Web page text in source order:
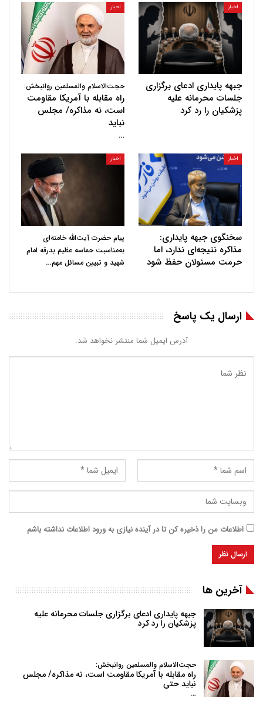
اخبار
جبهه پایداری ادعای برگزاری
جلسات محرمانه علیه
پزشکیان را رد کرد
اخبار
حجت‌الاسلام والمسلمین روانبخش:
راه مقابله با آمریکا مقاومت
است، نه مذاکره/ مجلس
نباید
…
اخبار
سخنگوی جبهه پایداری:
مذاکره نتیجه‌ای ندارد، اما
حرمت مسئولان حفظ شود
اخبار
پیام حضرت آیت‌الله خامنه‌ای
به‌مناسبت حماسه عظیم بدرقه امام
شهید و تبیین مسائل مهم…
ارسال یک پاسخ
آدرس ایمیل شما منتشر نخواهد شد.
اطلاعات من را ذخیره کن تا در آینده نیازی به ورود اطلاعات نداشته باشم
آخرین ها
جبهه پایداری ادعای برگزاری جلسات محرمانه علیه
پزشکیان را رد کرد
حجت‌الاسلام والمسلمین روانبخش:
راه مقابله با آمریکا مقاومت است، نه مذاکره/ مجلس
نباید حتی
…